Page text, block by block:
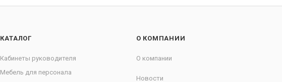
КАТАЛОГ
Кабинеты руководителя
Мебель для персонала
О КОМПАНИИ
О компании
Новости